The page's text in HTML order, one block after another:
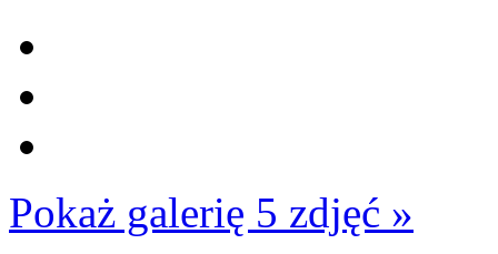
Pokaż galerię 5 zdjęć »